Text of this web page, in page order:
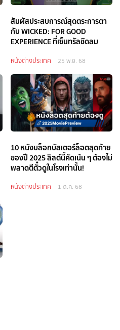
สัมผัสประสบการณ์สุดตระการตา
กับ WICKED: FOR GOOD
EXPERIENCE ที่เซ็นทรัลชิดลม
หนังต่างประเทศ 25 พ.ย. 68
10 หนังบล็อกบัสเตอร์ล็อตสุดท้าย
ของปี 2025 ลิสต์นี้คัดเน้น ๆ ต้องไม่
พลาดตีตั๋วดูในโรงเท่านั้น!
หนังต่างประเทศ 1 ต.ค. 68